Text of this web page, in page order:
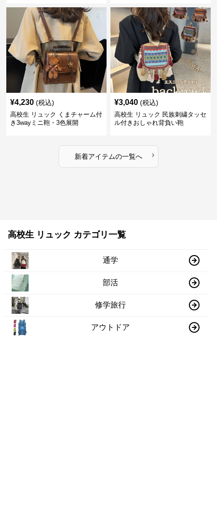
¥4,230 (税込)
高校生 リュック くまチャーム付
き3wayミニ鞄・3色展開
¥3,040 (税込)
高校生 リュック 民族刺繍タッセ
ル付きおしゃれ背負い鞄
新着アイテムの一覧へ ›
高校生 リュック カテゴリ一覧
通学
部活
修学旅行
アウトドア